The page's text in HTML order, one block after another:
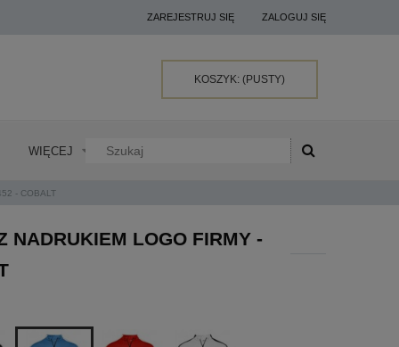
ZAREJESTRUJ SIĘ ZALOGUJ SIĘ
KOSZYK: (PUSTY)
WIĘCEJ
- COBALT
NADRUKIEM LOGO FIRMY -